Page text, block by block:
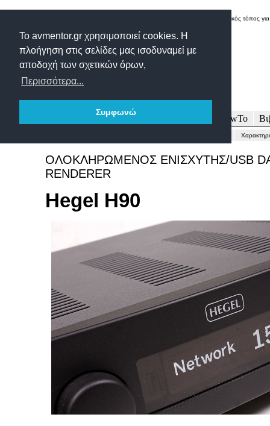
Το avmentor.gr χρησιμοποιεί cookies. Η
πλοήγηση στις σελίδες μας ισοδυναμεί με
αποδοχή των σχετικών όρων,
Περισσότερα...
Συμφωνώ
Δικτυακός τόπος
Δοκιμές Άρθρα HowTo
ΟΛΟΚΛΗΡΩΜΕΝΟΣ ΕΝΙΣΧΥΤΗΣ/USB
RENDERER
Hegel H90